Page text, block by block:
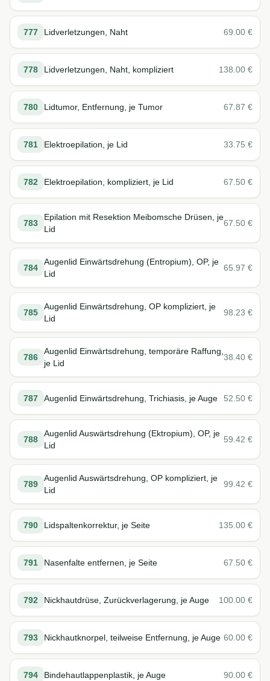
777 Lidverletzungen, Naht 69.00 €
778 Lidverletzungen, Naht, kompliziert 138.00 €
780 Lidtumor, Entfernung, je Tumor 67.87 €
781 Elektroepilation, je Lid 33.75 €
782 Elektroepilation, kompliziert, je Lid 67.50 €
783
Epilation mit Resektion Meibomsche Drüsen, je
Lid
67.50 €
784
Augenlid Einwärtsdrehung (Entropium), OP, je
Lid
65.97 €
785
Augenlid Einwärtsdrehung, OP kompliziert, je
Lid
98.23 €
786
Augenlid Einwärtsdrehung, temporäre Raffung,
je Lid
38.40 €
787 Augenlid Einwärtsdrehung, Trichiasis, je Auge 52.50 €
788
Augenlid Auswärtsdrehung (Ektropium), OP, je
Lid
59.42 €
789
Augenlid Auswärtsdrehung, OP kompliziert, je
Lid
99.42 €
790 Lidspaltenkorrektur, je Seite 135.00 €
791 Nasenfalte entfernen, je Seite 67.50 €
792 Nickhautdrüse, Zurückverlagerung, je Auge 100.00 €
793 Nickhautknorpel, teilweise Entfernung, je Auge 60.00 €
794 Bindehautlappenplastik, je Auge 90.00 €